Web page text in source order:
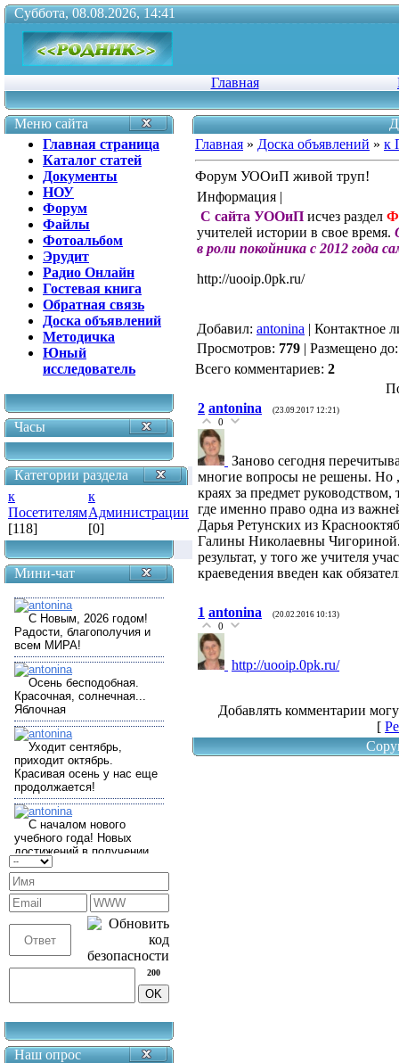
Суббота, 08.08.2026, 14:41
Главная
Меню сайта
Главная страница
Каталог статей
Документы
НОУ
Форум
Файлы
Фотоальбом
Эрудит
Радио Онлайн
Гостевая книга
Обратная связь
Доска объявлений
Методичка
Юный
исследователь
Часы
Категории раздела
к
Посетителям
[118]
к
Администрации
[0]
Мини-чат
200
Наш опрос
Главная » Доска объявлений » к
Форум УООиП живой труп!
Информация |
С сайта УООиП исчез раздел
учителей истории в свое время.
в роли покойника с 2012 года
http://uooip.0pk.ru/
Добавил: antonina | Контактное
Просмотров: 779 | Размещено до
Всего комментариев: 2
2 antonina (23.09.2017 12:21)
0
Заново сегодня
многие вопросы не решены. Но
краях за предмет
где именно право одна из
Дарья Ретунских из
Галины Николаевны
результат, у того же учителя
краеведения введен как
1 antonina (20.02.2016 10:13)
0
http://uooip.0pk.ru/
Добавлять комментарии
[